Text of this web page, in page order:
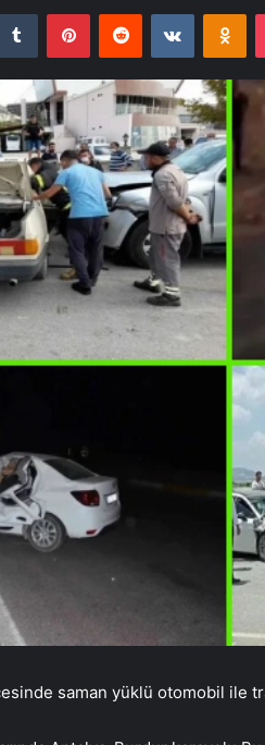
Tumblr PinterestReddit VKontakte
saman yüklü otomobil ile